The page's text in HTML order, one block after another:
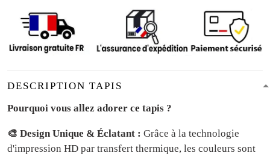
DESCRIPTION TAPIS
Pourquoi vous allez adorer ce tapis ?
🎨 Design Unique & Éclatant : Grâce à la technologie
d'impression HD par transfert thermique, les couleurs sont